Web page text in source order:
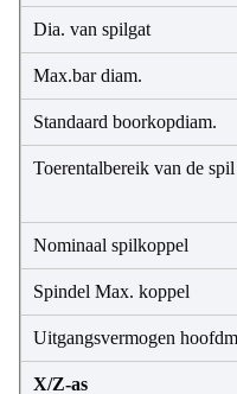
Dia. van spilgat
Max.bar diam.
Standaard boorkopdiam.
Toerentalbereik van de spil
Nominaal spilkoppel
Spindel Max. koppel
Uitgangsvermogen
X/Z-as